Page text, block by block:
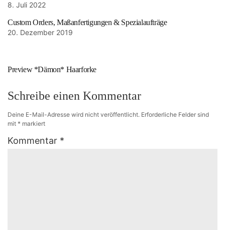
8. Juli 2022
Custom Orders, Maßanfertigungen & Spezialaufträge
20. Dezember 2019
Preview *Dämon* Haarforke
Schreibe einen Kommentar
Deine E-Mail-Adresse wird nicht veröffentlicht. Erforderliche Felder sind
mit * markiert
Kommentar *